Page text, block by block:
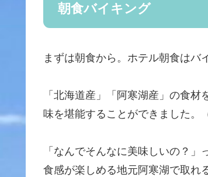
朝食バイキング
まずは朝食から。ホテル朝食はバ
「北海道産」「阿寒湖産」の食
味を堪能することができました。
「なんでそんなに美味しいの？
食感が楽しめる地元阿寒湖で取れ